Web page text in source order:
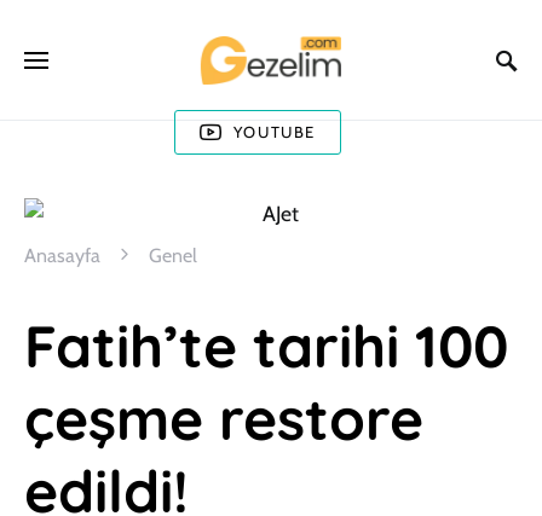
YOUTUBE
Anasayfa Genel
Fatih’te tarihi 100
çeşme restore
edildi!